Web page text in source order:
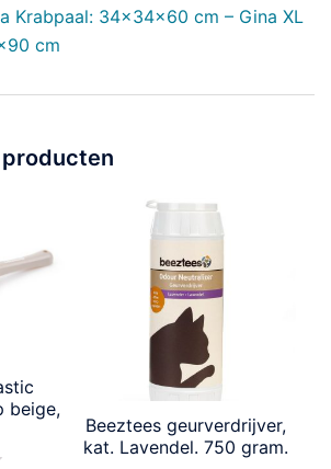
Krabpaal: 34x34x60 cm – Gina XL
cm
beige,
Beeztees geurverdrijver,
kat. Lavendel. 750 gram.